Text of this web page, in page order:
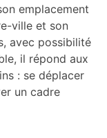
emplacement
ville et son
avec possibilité
il répond aux
: se déplacer
un cadre